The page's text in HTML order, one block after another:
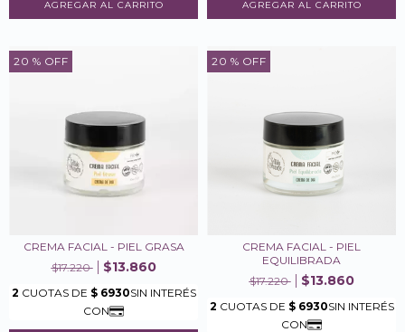
20 % OFF
CREMA FACIAL - PIEL GRASA
$17.220
$13.860
20 % OFF
CREMA FACIAL - PIEL
EQUILIBRADA
$17.220
$13.860